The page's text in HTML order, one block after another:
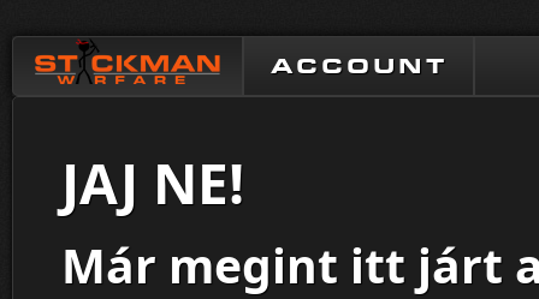
ACCOUNT
JAJ NE!
Már megint itt járt